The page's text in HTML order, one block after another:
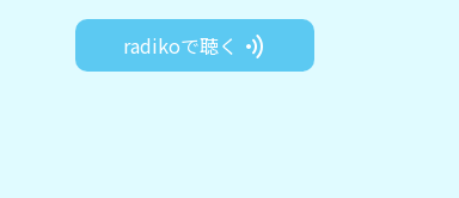
radikoで聴く